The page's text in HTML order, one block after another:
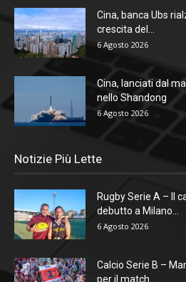
Cina, banca Ubs
crescita del...
6 Agosto 2026
Cina, lanciati dal
nello Shandong
6 Agosto 2026
Notizie Più Lette
Rugby Serie A – Il
debutto a Milano...
6 Agosto 2026
Calcio Serie B –
per il match...